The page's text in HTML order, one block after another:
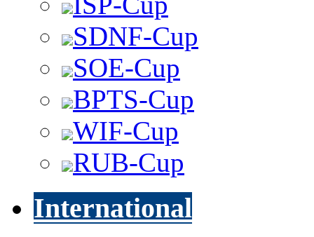
SDNF-Cup
SOE-Cup
BPTS-Cup
WIF-Cup
RUB-Cup
International